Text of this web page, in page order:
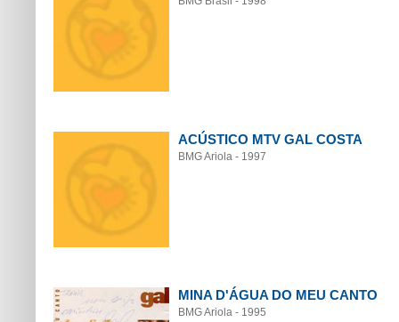
ACÚSTICO MTV GAL COSTA
BMG Ariola - 1997
MINA D'ÁGUA DO MEU CANTO
BMG Ariola - 1995